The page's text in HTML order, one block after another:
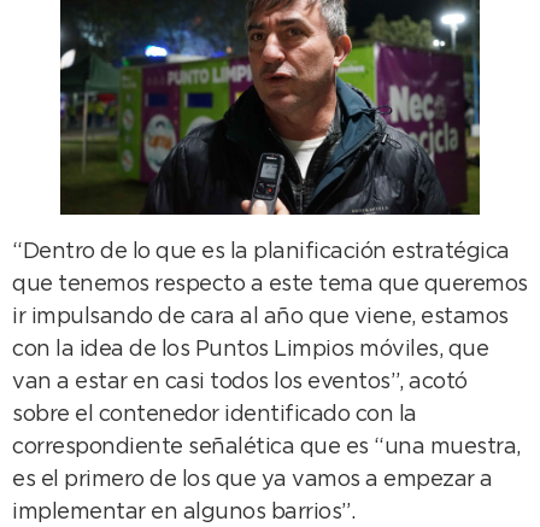
“Dentro de lo que es la planificación estratégica
que tenemos respecto a este tema que queremos
ir impulsando de cara al año que viene, estamos
con la idea de los Puntos Limpios móviles, que
van a estar en casi todos los eventos”, acotó
sobre el contenedor identificado con la
correspondiente señalética que es “una muestra,
es el primero de los que ya vamos a empezar a
implementar en algunos barrios”.